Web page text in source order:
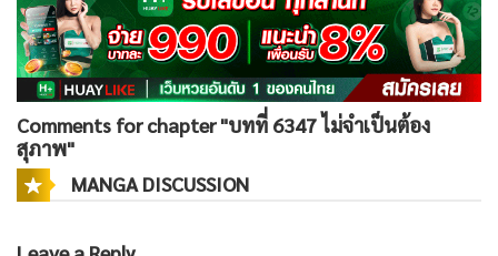
Comments for chapter "บทที่ 6347 ไม่จำเป็นต้อง
สุภาพ"
MANGA DISCUSSION